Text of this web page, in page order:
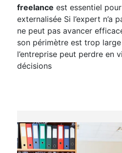
freelance est essentiel
externalisée Si l’expert n’a
ne peut pas avancer
son périmètre est trop
l’entreprise peut perdre en
décisions